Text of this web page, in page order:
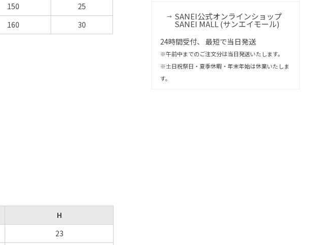
150
25
160 30
H
23
SANEI公式オンラインショップ
SANEI MALL (サンエイモール)
24時間受付、 最短で当日発送
※午前中までのご注文分は当日発送いたします。
※土日祝祭日・夏季休暇・年末年始は休業いたしま
す。